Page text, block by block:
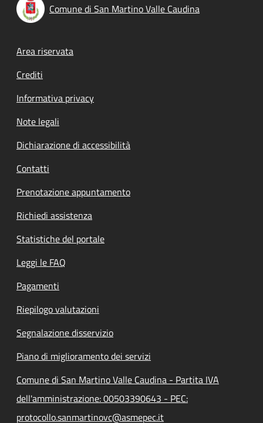
Comune di San Martino Valle Caudina
Footer menu
Area riservata
Crediti
Informativa privacy
Note legali
Dichiarazione di accessibilità
Contatti
Prenotazione appuntamento
Richiedi assistenza
Statistiche del portale
Leggi le FAQ
Pagamenti
Riepilogo valutazioni
Segnalazione disservizio
Piano di miglioramento dei servizi
Comune di San Martino Valle Caudina - Partita IVA
dell'amministrazione: 00503390643 - PEC:
protocollo.sanmartinovc@asmepec.it